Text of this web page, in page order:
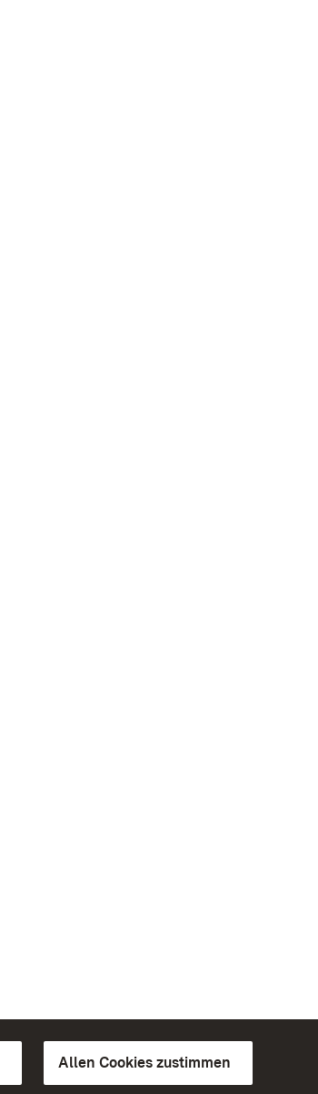
Allen Cookies zustimmen